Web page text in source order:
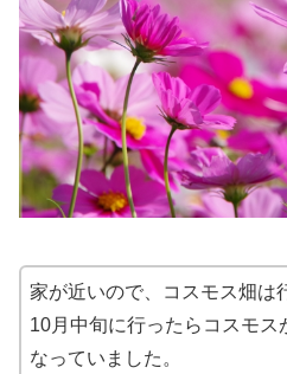
家が近いので、コスモス畑は
10月中旬に行ったらコスモス
なっていました。